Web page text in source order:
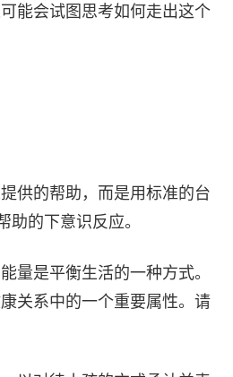
能会试图思考如何走出这个
供的帮助，而是用标准的台
助的下意识反应。
量是平衡生活的一种方式。
关系中的一个重要属性。请